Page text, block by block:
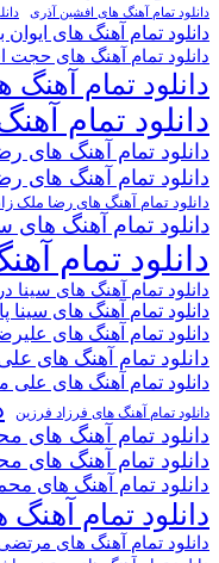
دانلود تمام آهنگ های افشین آذری
دانلود تمام آهنگ های ایوان
دانلود تمام آهنگ های حجت
دانلود تمام آهنگ
دانلود تمام
دانلود تمام آهنگ های
دانلود تمام آهنگ های
دانلود تمام آهنگ های رضا ملک
دانلود تمام آهنگ های
دانلود تمام
دانلود تمام آهنگ های سینا
دانلود تمام آهنگ های سینا
دانلود تمام آهنگ های
دانلود تمام آهنگ های
دانلود تمام آهنگ های علی
دانلود تمام آهنگ های فرزاد فرزین
دانلود تمام آهنگ های
دانلود تمام آهنگ
دانلود تمام آهنگ های
دانلود تمام
دانلود تمام آهنگ های